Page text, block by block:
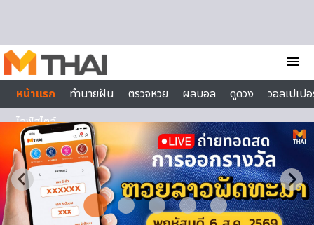
menu
หน้าแรก
ทำนายฝัน ตรวจหวย ผลบอล ดูดวง
วอลเปเป
ไลฟ์สไตล์